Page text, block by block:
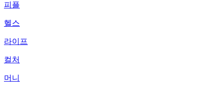
피플
헬스
라이프
컬처
머니